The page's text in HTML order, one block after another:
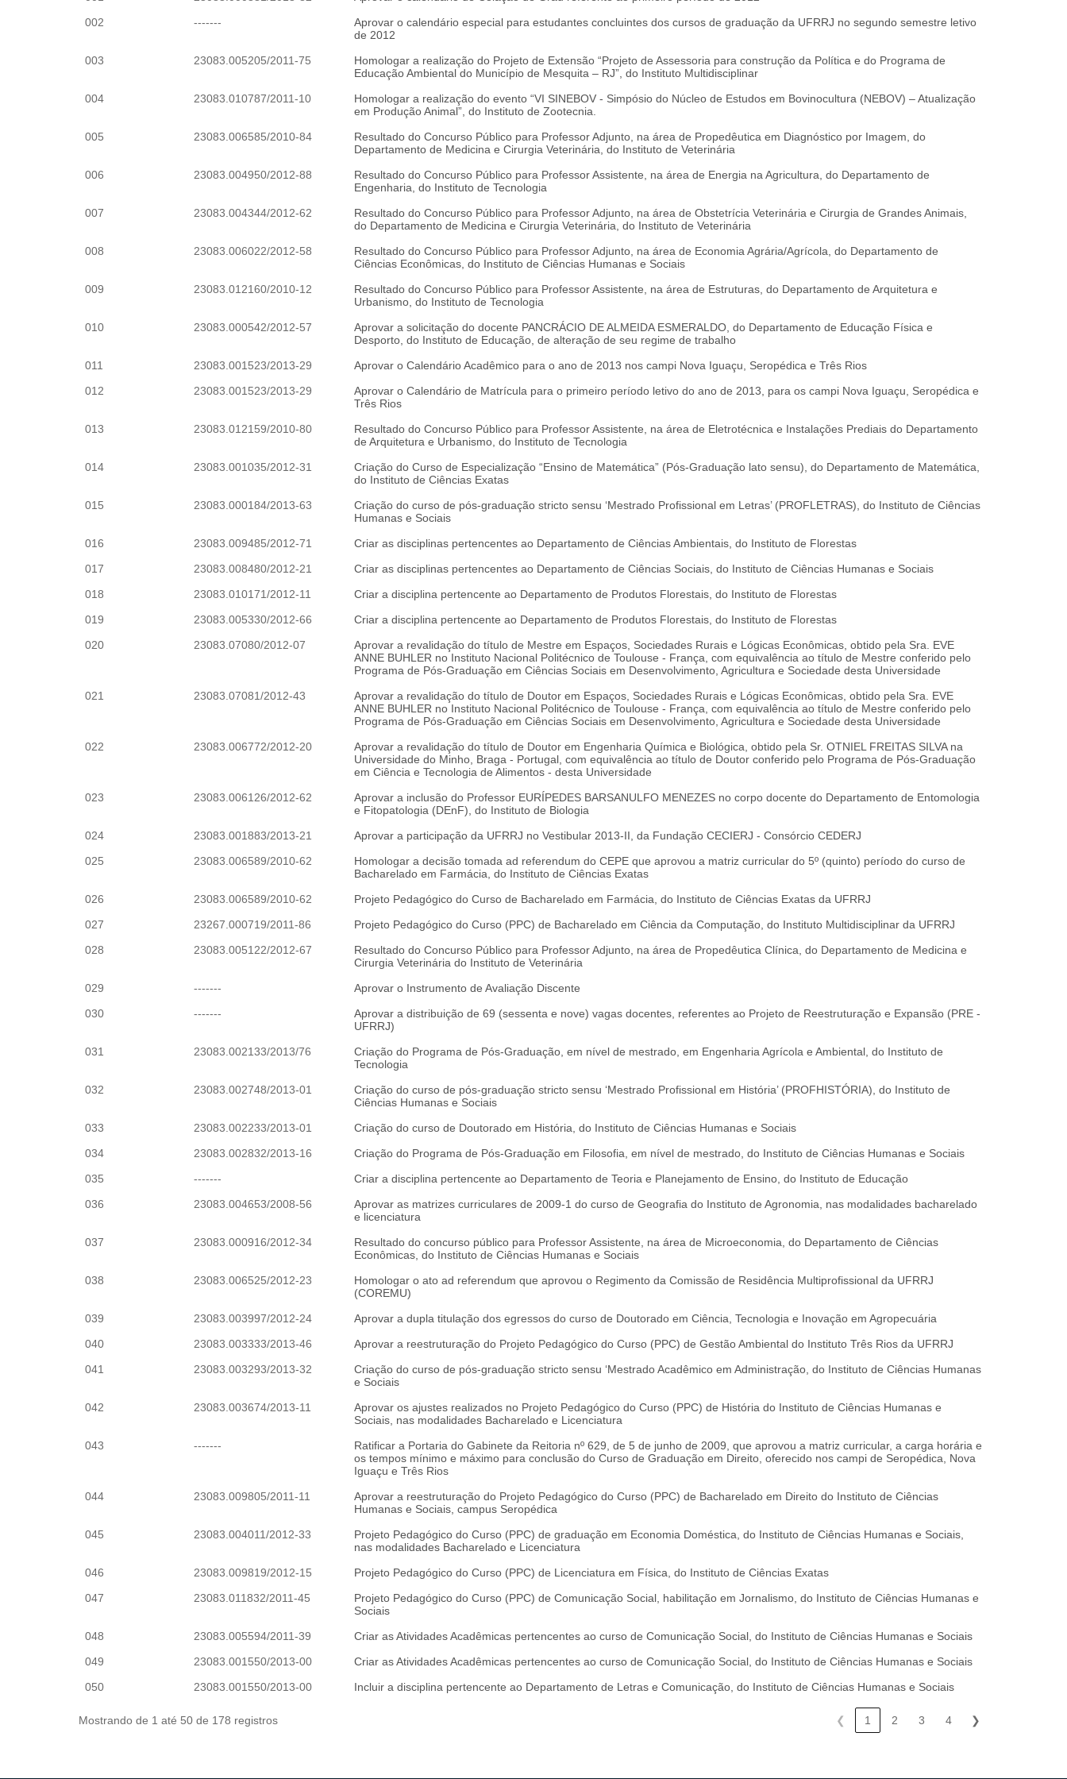
002
-------
Aprovar o calendário especial para estudantes concluintes dos cursos de graduação da UFRRJ no segundo semestre letivo
de 2012
003
23083.005205/2011-75
Homologar a realização do Projeto de Extensão “Projeto de Assessoria para construção da Política e do Programa de
Educação Ambiental do Município de Mesquita – RJ”, do Instituto Multidisciplinar
004
23083.010787/2011-10
Homologar a realização do evento “VI SINEBOV - Simpósio do Núcleo de Estudos em Bovinocultura (NEBOV) – Atualização
em Produção Animal”, do Instituto de Zootecnia.
005
23083.006585/2010-84
Resultado do Concurso Público para Professor Adjunto, na área de Propedêutica em Diagnóstico por Imagem, do
Departamento de Medicina e Cirurgia Veterinária, do Instituto de Veterinária
006
23083.004950/2012-88
Resultado do Concurso Público para Professor Assistente, na área de Energia na Agricultura, do Departamento de
Engenharia, do Instituto de Tecnologia
007
23083.004344/2012-62
Resultado do Concurso Público para Professor Adjunto, na área de Obstetrícia Veterinária e Cirurgia de Grandes Animais,
do Departamento de Medicina e Cirurgia Veterinária, do Instituto de Veterinária
008
23083.006022/2012-58
Resultado do Concurso Público para Professor Adjunto, na área de Economia Agrária/Agrícola, do Departamento de
Ciências Econômicas, do Instituto de Ciências Humanas e Sociais
009
23083.012160/2010-12
Resultado do Concurso Público para Professor Assistente, na área de Estruturas, do Departamento de Arquitetura e
Urbanismo, do Instituto de Tecnologia
010
23083.000542/2012-57
Aprovar a solicitação do docente PANCRÁCIO DE ALMEIDA ESMERALDO, do Departamento de Educação Física e
Desporto, do Instituto de Educação, de alteração de seu regime de trabalho
011
23083.001523/2013-29
Aprovar o Calendário Acadêmico para o ano de 2013 nos campi Nova Iguaçu, Seropédica e Três Rios
012
23083.001523/2013-29
Aprovar o Calendário de Matrícula para o primeiro período letivo do ano de 2013, para os campi Nova Iguaçu, Seropédica e
Três Rios
013
23083.012159/2010-80
Resultado do Concurso Público para Professor Assistente, na área de Eletrotécnica e Instalações Prediais do Departamento
de Arquitetura e Urbanismo, do Instituto de Tecnologia
014
23083.001035/2012-31
Criação do Curso de Especialização “Ensino de Matemática” (Pós-Graduação lato sensu), do Departamento de Matemática,
do Instituto de Ciências Exatas
015
23083.000184/2013-63
Criação do curso de pós-graduação stricto sensu ‘Mestrado Profissional em Letras’ (PROFLETRAS), do Instituto de Ciências
Humanas e Sociais
016
23083.009485/2012-71
Criar as disciplinas pertencentes ao Departamento de Ciências Ambientais, do Instituto de Florestas
017
23083.008480/2012-21
Criar as disciplinas pertencentes ao Departamento de Ciências Sociais, do Instituto de Ciências Humanas e Sociais
018
23083.010171/2012-11
Criar a disciplina pertencente ao Departamento de Produtos Florestais, do Instituto de Florestas
019
23083.005330/2012-66
Criar a disciplina pertencente ao Departamento de Produtos Florestais, do Instituto de Florestas
020
23083.07080/2012-07
Aprovar a revalidação do título de Mestre em Espaços, Sociedades Rurais e Lógicas Econômicas, obtido pela Sra. EVE
ANNE BUHLER no Instituto Nacional Politécnico de Toulouse - França, com equivalência ao título de Mestre conferido pelo
Programa de Pós-Graduação em Ciências Sociais em Desenvolvimento, Agricultura e Sociedade desta Universidade
021
23083.07081/2012-43
Aprovar a revalidação do título de Doutor em Espaços, Sociedades Rurais e Lógicas Econômicas, obtido pela Sra. EVE
ANNE BUHLER no Instituto Nacional Politécnico de Toulouse - França, com equivalência ao título de Mestre conferido pelo
Programa de Pós-Graduação em Ciências Sociais em Desenvolvimento, Agricultura e Sociedade desta Universidade
022
23083.006772/2012-20
Aprovar a revalidação do título de Doutor em Engenharia Química e Biológica, obtido pela Sr. OTNIEL FREITAS SILVA na
Universidade do Minho, Braga - Portugal, com equivalência ao título de Doutor conferido pelo Programa de Pós-Graduação
em Ciência e Tecnologia de Alimentos - desta Universidade
023
23083.006126/2012-62
Aprovar a inclusão do Professor EURÍPEDES BARSANULFO MENEZES no corpo docente do Departamento de Entomologia
e Fitopatologia (DEnF), do Instituto de Biologia
024
23083.001883/2013-21
Aprovar a participação da UFRRJ no Vestibular 2013-II, da Fundação CECIERJ - Consórcio CEDERJ
025
23083.006589/2010-62
Homologar a decisão tomada ad referendum do CEPE que aprovou a matriz curricular do 5º (quinto) período do curso de
Bacharelado em Farmácia, do Instituto de Ciências Exatas
026
23083.006589/2010-62
Projeto Pedagógico do Curso de Bacharelado em Farmácia, do Instituto de Ciências Exatas da UFRRJ
027
23267.000719/2011-86
Projeto Pedagógico do Curso (PPC) de Bacharelado em Ciência da Computação, do Instituto Multidisciplinar da UFRRJ
028
23083.005122/2012-67
Resultado do Concurso Público para Professor Adjunto, na área de Propedêutica Clínica, do Departamento de Medicina e
Cirurgia Veterinária do Instituto de Veterinária
029
-------
Aprovar o Instrumento de Avaliação Discente
030
-------
Aprovar a distribuição de 69 (sessenta e nove) vagas docentes, referentes ao Projeto de Reestruturação e Expansão (PRE -
UFRRJ)
031
23083.002133/2013/76
Criação do Programa de Pós-Graduação, em nível de mestrado, em Engenharia Agrícola e Ambiental, do Instituto de
Tecnologia
032
23083.002748/2013-01
Criação do curso de pós-graduação stricto sensu ‘Mestrado Profissional em História’ (PROFHISTÓRIA), do Instituto de
Ciências Humanas e Sociais
033
23083.002233/2013-01
Criação do curso de Doutorado em História, do Instituto de Ciências Humanas e Sociais
034
23083.002832/2013-16
Criação do Programa de Pós-Graduação em Filosofia, em nível de mestrado, do Instituto de Ciências Humanas e Sociais
035
-------
Criar a disciplina pertencente ao Departamento de Teoria e Planejamento de Ensino, do Instituto de Educação
036
23083.004653/2008-56
Aprovar as matrizes curriculares de 2009-1 do curso de Geografia do Instituto de Agronomia, nas modalidades bacharelado
e licenciatura
037
23083.000916/2012-34
Resultado do concurso público para Professor Assistente, na área de Microeconomia, do Departamento de Ciências
Econômicas, do Instituto de Ciências Humanas e Sociais
038
23083.006525/2012-23
Homologar o ato ad referendum que aprovou o Regimento da Comissão de Residência Multiprofissional da UFRRJ
(COREMU)
039
23083.003997/2012-24
Aprovar a dupla titulação dos egressos do curso de Doutorado em Ciência, Tecnologia e Inovação em Agropecuária
040
23083.003333/2013-46
Aprovar a reestruturação do Projeto Pedagógico do Curso (PPC) de Gestão Ambiental do Instituto Três Rios da UFRRJ
041
23083.003293/2013-32
Criação do curso de pós-graduação stricto sensu ‘Mestrado Acadêmico em Administração, do Instituto de Ciências Humanas
e Sociais
042
23083.003674/2013-11
Aprovar os ajustes realizados no Projeto Pedagógico do Curso (PPC) de História do Instituto de Ciências Humanas e
Sociais, nas modalidades Bacharelado e Licenciatura
043
-------
Ratificar a Portaria do Gabinete da Reitoria nº 629, de 5 de junho de 2009, que aprovou a matriz curricular, a carga horária e
os tempos mínimo e máximo para conclusão do Curso de Graduação em Direito, oferecido nos campi de Seropédica, Nova
Iguaçu e Três Rios
044
23083.009805/2011-11
Aprovar a reestruturação do Projeto Pedagógico do Curso (PPC) de Bacharelado em Direito do Instituto de Ciências
Humanas e Sociais, campus Seropédica
045
23083.004011/2012-33
Projeto Pedagógico do Curso (PPC) de graduação em Economia Doméstica, do Instituto de Ciências Humanas e Sociais,
nas modalidades Bacharelado e Licenciatura
046
23083.009819/2012-15
Projeto Pedagógico do Curso (PPC) de Licenciatura em Física, do Instituto de Ciências Exatas
047
23083.011832/2011-45
Projeto Pedagógico do Curso (PPC) de Comunicação Social, habilitação em Jornalismo, do Instituto de Ciências Humanas e
Sociais
048
23083.005594/2011-39
Criar as Atividades Acadêmicas pertencentes ao curso de Comunicação Social, do Instituto de Ciências Humanas e Sociais
049
23083.001550/2013-00
Criar as Atividades Acadêmicas pertencentes ao curso de Comunicação Social, do Instituto de Ciências Humanas e Sociais
050
23083.001550/2013-00 Incluir a disciplina pertencente ao Departamento de Letras e Comunicação, do Instituto de Ciências Humanas e Sociais
Mostrando de 1 até 50 de 178 registros ❮ 1 2 3 4 ❯